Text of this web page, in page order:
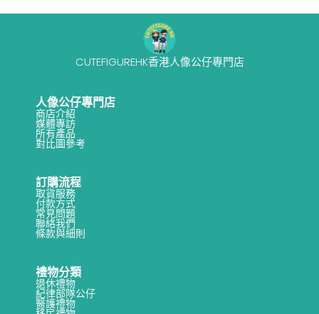
CUTEFIGUREHK香港人像公仔專門店
人像公仔專門店
商店介紹
媒體專訪
所有產品
對比圖參考
訂購流程
取貨服務
付款方式
常見問題
聯絡我們
條款與細則
禮物分類
退休禮物
紀律部隊公仔
醫護禮物